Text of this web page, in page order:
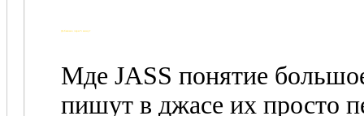
Добавлено через 5 минут
Мде JASS понятие
пишут в джасе их просто